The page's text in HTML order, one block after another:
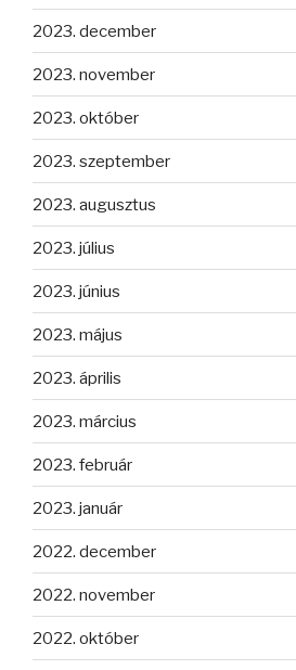
2023. december
2023. november
2023. október
2023. szeptember
2023. augusztus
2023. július
2023. június
2023. május
2023. április
2023. március
2023. február
2023. január
2022. december
2022. november
2022. október